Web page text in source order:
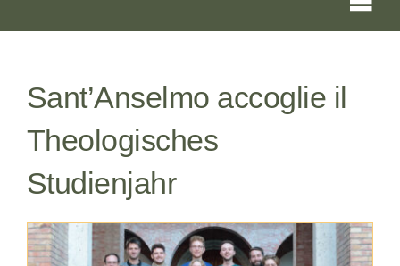
L’ordine benedettino
Diventare un monaco o una monaca
La medaglia di San Benedetto
Sant’Anselmo accoglie il
Theologisches
Studienjahr